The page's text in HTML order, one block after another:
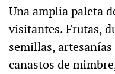
Una amplia paleta
visitantes. Frutas,
semillas,
canastos de